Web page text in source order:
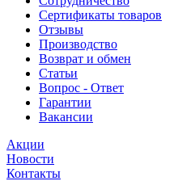
Сертификаты товаров
Отзывы
Производство
Возврат и обмен
Статьи
Вопрос - Ответ
Гарантии
Вакансии
Акции
Новости
Контакты